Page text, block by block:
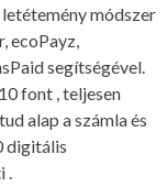
letétemény módszer
ecoPayz,
segítségével.
font , teljesen
alap a számla és
digitális
.